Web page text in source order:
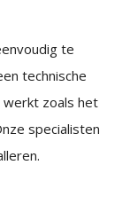
te
technische
werkt zoals het
specialisten